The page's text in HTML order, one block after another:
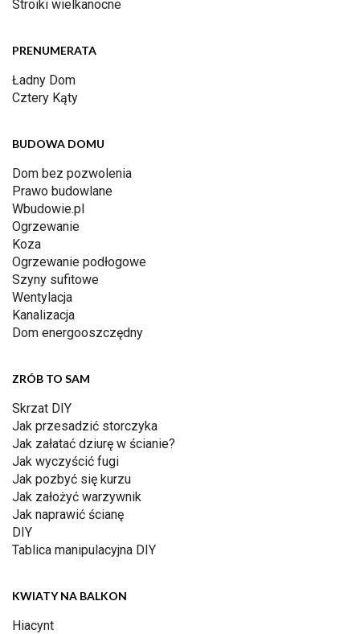
Stroiki wielkanocne
PRENUMERATA
Ładny Dom
Cztery Kąty
BUDOWA DOMU
Dom bez pozwolenia
Prawo budowlane
Wbudowie.pl
Ogrzewanie
Koza
Ogrzewanie podłogowe
Szyny sufitowe
Wentylacja
Kanalizacja
Dom energooszczędny
ZRÓB TO SAM
Skrzat DIY
Jak przesadzić storczyka
Jak załatać dziurę w ścianie?
Jak wyczyścić fugi
Jak pozbyć się kurzu
Jak założyć warzywnik
Jak naprawić ścianę
DIY
Tablica manipulacyjna DIY
KWIATY NA BALKON
Hiacynt